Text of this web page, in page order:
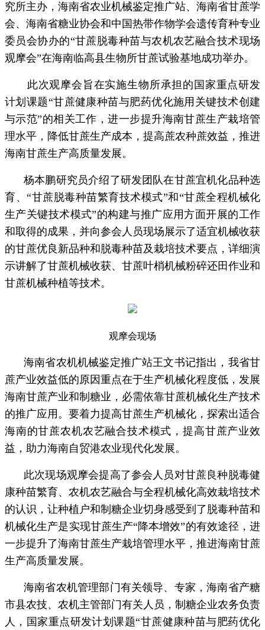
究所主办，海南省农业机械鉴定推广站、海南省甘蔗学
会、海南省糖业协会和中国热带作物学会遗传育种专业
委员会协办的“甘蔗脱毒种苗与农机农艺融合技术现场
观摩会”在海南临高县生物所甘蔗试验基地成功举办。
此次观摩会旨在实施生物所承担的国家重点研发
计划课题“甘蔗健康种苗与肥药优化施用关键技术创建
与示范”的相关工作，进一步提升海南甘蔗生产栽培管
理水平，降低甘蔗生产成本，提高蔗农种蔗效益，推进
海南甘蔗生产高质量发展。
杨本鹏研究员介绍了研发团队在甘蔗宜机化品种选
育、“甘蔗脱毒种苗繁育技术模式”和“甘蔗全程机械化
生产关键技术模式”的构建与推广应用方面开展的工作
和取得的成果，并向参会人员现场展示了适宜机械收获
的甘蔗优良新品种和脱毒种苗及栽培技术要点，详细演
示讲解了甘蔗机械收获、甘蔗叶梢机械粉碎还田作业和
甘蔗机械种植等技术。
观摩会现场
海南省农机机械鉴定推广站王文书记指出，我省甘
蔗产业效益低的原因重点在于生产机械化程度低，发展
海南甘蔗产业和制糖业，必需依靠甘蔗机械化生产技术
的推广应用。要着力提高甘蔗生产机械化，探索出适合
海南的甘蔗农机农艺融合技术模式，提高甘蔗产业效
益，助力海南自贸港农业现代化发展。
此次现场观摩会提高了参会人员对甘蔗良种脱毒健
康种苗繁育、农机农艺融合与全程机械化高效栽培技术
的认识，让种植户和制糖企业切身感受到了脱毒种苗和
机械化生产是实现甘蔗生产“降本增效”的有效途径，进
一步提升了海南甘蔗生产栽培管理水平，推进海南甘蔗
生产高质量发展。
海南省农机管理部门有关领导、专家，海南省产糖
市县农技、农机主管部门有关人员，制糖企业农务负责
人，国家重点研发计划课题“甘蔗健康种苗与肥药优化